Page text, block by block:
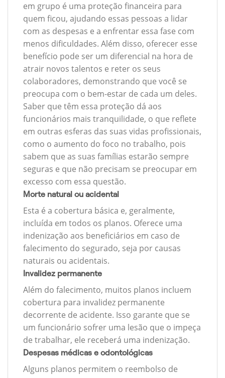
em grupo é uma proteção financeira para
quem ficou, ajudando essas pessoas a lidar
com as despesas e a enfrentar essa fase com
menos dificuldades. Além disso, oferecer esse
benefício pode ser um diferencial na hora de
atrair novos talentos e reter os seus
colaboradores, demonstrando que você se
preocupa com o bem-estar de cada um deles.
Saber que têm essa proteção dá aos
funcionários mais tranquilidade, o que reflete
em outras esferas das suas vidas profissionais,
como o aumento do foco no trabalho, pois
sabem que as suas famílias estarão sempre
seguras e que não precisam se preocupar em
excesso com essa questão.
Morte natural ou acidental
Esta é a cobertura básica e, geralmente,
incluída em todos os planos. Oferece uma
indenização aos beneficiários em caso de
falecimento do segurado, seja por causas
naturais ou acidentais.
Invalidez permanente
Além do falecimento, muitos planos incluem
cobertura para invalidez permanente
decorrente de acidente. Isso garante que se
um funcionário sofrer uma lesão que o impeça
de trabalhar, ele receberá uma indenização.
Despesas médicas e odontológicas
Alguns planos permitem o reembolso de